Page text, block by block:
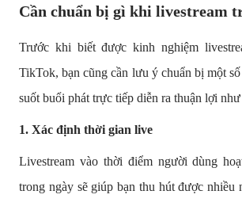
Cần chuẩn bị gì khi livestream
Trước khi biết được kinh nghiệm
TikTok, bạn cũng cần lưu ý chuẩn bị một
suốt buổi phát trực tiếp diễn ra thuận lợi
1. Xác định thời gian live
Livestream vào thời điểm người dùng
trong ngày sẽ giúp bạn thu hút được